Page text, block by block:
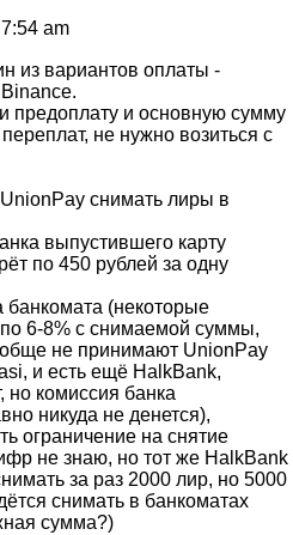
am
из вариантов оплаты -
предоплату и основную сумму
не нужно возиться с
снимать лиры в
выпустившего карту
по 450 рублей за одну
банкомата (некоторые
6-8% с снимаемой суммы,
не принимают UnionPay
и есть ещё HalkBank,
но комиссия банка
никуда не денется),
ограничение на снятие
не знаю, но тот же HalkBank
за раз 2000 лир, но 5000
снимать в банкоматах
сумма?)